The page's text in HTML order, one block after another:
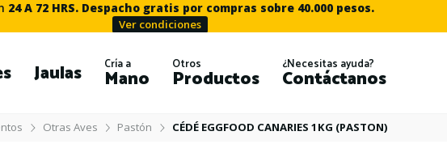
Jaulas Cría a
Mano
Otros
Productos
¿Necesitas ayuda?
Contáctanos
24 A 72 HRS. Despacho gratis por compras sobre 40.000 pesos.
Ver condiciones
Otras Aves Pastón CÉDÉ EGGFOOD CANARIES 1KG (PASTON)